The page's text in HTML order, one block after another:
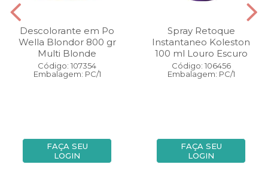
Descolorante em Po
Wella Blondor 800 gr
Multi Blonde
Código: 107354
Embalagem: PC/1
FAÇA SEU
LOGIN
Spray Retoque
Instantaneo Koleston
100 ml Louro Escuro
Código: 106456
Embalagem: PC/1
FAÇA SEU
LOGIN